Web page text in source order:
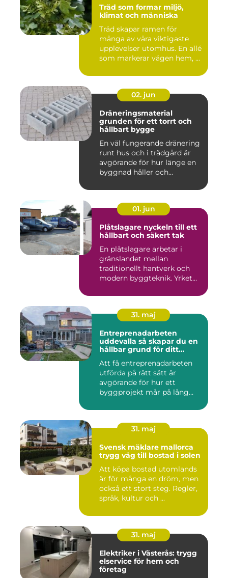
Träd som formar miljö,
klimat och människa
Träd skapar ramen för
många av våra viktigaste
upplevelser utomhus. En allé
som markerar vägen hem, ...
02. jun
Dräneringsmaterial
grunden för ett torrt och
hållbart bygge
En väl fungerande dränering
runt hus och i trädgård är
avgörande för hur länge en
byggnad håller och...
01. jun
Plåtslagare nyckeln till ett
hållbart och säkert tak
En plåtslagare arbetar i
gränslandet mellan
traditionellt hantverk och
modern byggteknik. Yrket
31. maj
Entreprenadarbeten
uddevalla så skapar du en
hållbar grund för ditt
Att få entreprenadarbeten
utförda på rätt sätt är
avgörande för hur ett
byggprojekt mår på lång
31. maj
Svensk mäklare mallorca
trygg väg till bostad i solen
Att köpa bostad utomlands
är för många en dröm, men
också ett stort steg. Regler,
språk, kultur och ...
31. maj
Elektriker i Västerås: trygg
elservice för hem och
företag